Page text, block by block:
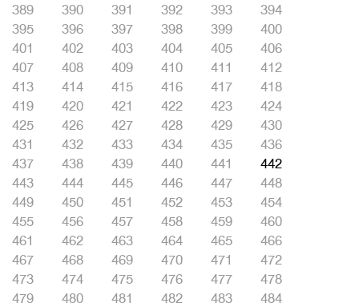
389
390 391 392 393
394
395
396 397 398 399
400
401
402 403 404 405
406
407
408 409 410 411
412
413
414 415 416 417
418
419
420 421 422 423
424
425
426 427 428 429
430
431
432 433 434 435
436
437
438 439 440 441
442
443
444 445 446 447
448
449
450 451 452 453
454
455
456 457 458 459
460
461
462 463 464 465
466
467
468 469 470 471
472
473
474 475 476 477
478
479
480 481 482 483
484